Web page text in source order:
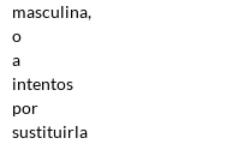
masculina,
o
a
intentos
por
sustituirla